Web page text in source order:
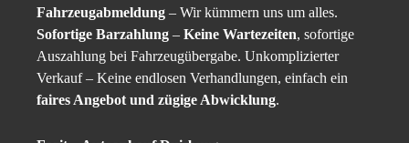
Fahrzeugabmeldung – Wir kümmern uns um alles.
Sofortige Barzahlung – Keine Wartezeiten, sofortige
Auszahlung bei Fahrzeugübergabe. Unkomplizierter
Verkauf – Keine endlosen Verhandlungen, einfach ein
faires Angebot und zügige Abwicklung.